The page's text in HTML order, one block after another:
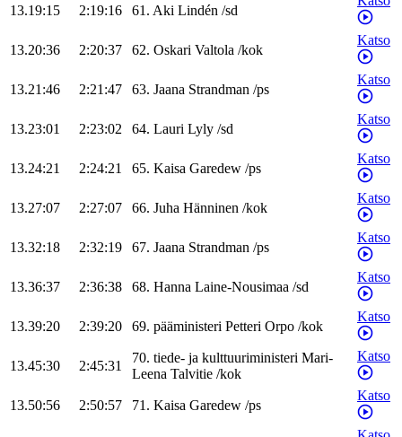
13.19:15 2:19:16 61. Aki Lindén /sd
13.20:36 2:20:37 62. Oskari Valtola /kok
Katso
13.21:46 2:21:47 63. Jaana Strandman /ps
Katso
13.23:01 2:23:02 64. Lauri Lyly /sd
Katso
13.24:21 2:24:21 65. Kaisa Garedew /ps
Katso
13.27:07 2:27:07 66. Juha Hänninen /kok
Katso
13.32:18 2:32:19 67. Jaana Strandman /ps
Katso
13.36:37 2:36:38 68. Hanna Laine-Nousimaa /sd
Katso
13.39:20 2:39:20 69. pääministeri Petteri Orpo /kok
Katso
13.45:30 2:45:31
70. tiede- ja kulttuuriministeri Mari-
Leena Talvitie /kok
Katso
13.50:56 2:50:57 71. Kaisa Garedew /ps
Katso